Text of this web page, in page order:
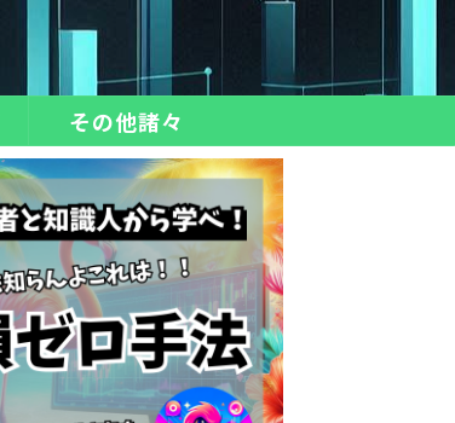
その他諸々